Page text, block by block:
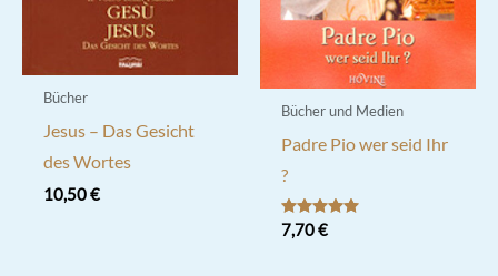
Bücher
Jesus – Das Gesicht
des Wortes
10,50€
Bücher und Medien
Padre Pio wer seid Ihr
?
Bewertet mit
5.00
7,70€